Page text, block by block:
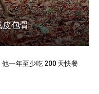
皮包骨
一年至少吃 200 天快餐